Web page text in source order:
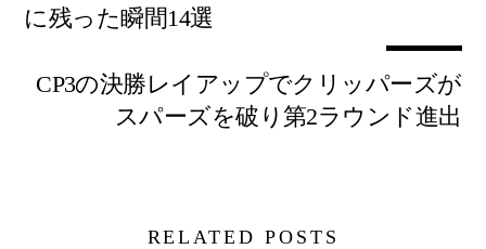
に残った瞬間14選
CP3の決勝レイアップでクリッパーズが
スパーズを破り第2ラウンド進出
RELATED POSTS